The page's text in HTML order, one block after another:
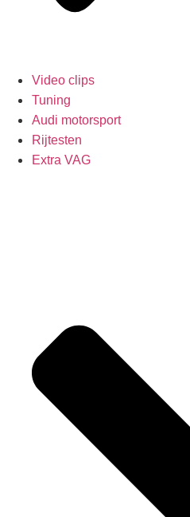
Video clips
Tuning
Audi motorsport
Rijtesten
Extra VAG